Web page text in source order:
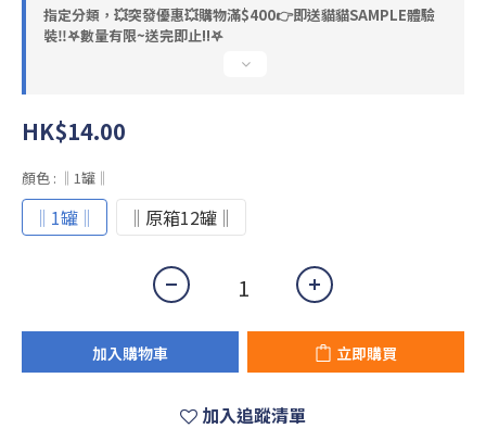
指定分類，💥突發優惠💥購物滿$400👉即送貓貓SAMPLE體驗
裝‼️𖤐數量有限~送完即止!!𖤐
HK$14.00
顏色 : ‖1罐‖
‖1罐‖ ‖原箱12罐‖
加入購物車 立即購買
加入追蹤清單